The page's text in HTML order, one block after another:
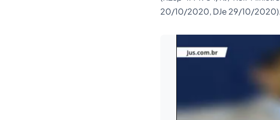
20/10/2020, DJe 29/10/2020).